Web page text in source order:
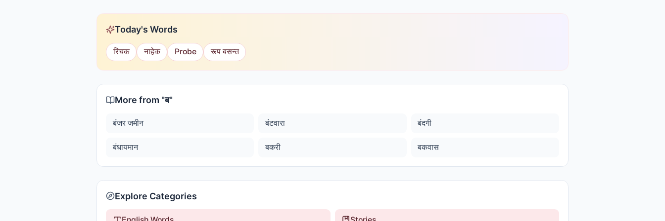
Today's Words
रिंचक नाहेक Probe रूप बसन्त
More from "ब"
बंजर जमीन बंटवारा बंदगी
बंधायमान बकरी बकवास
Explore Categories